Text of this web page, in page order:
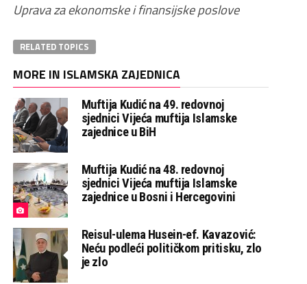
Uprava za ekonomske i finansijske poslove
RELATED TOPICS
MORE IN ISLAMSKA ZAJEDNICA
Muftija Kudić na 49. redovnoj
sjednici Vijeća muftija Islamske
zajednice u BiH
Muftija Kudić na 48. redovnoj
sjednici Vijeća muftija Islamske
zajednice u Bosni i Hercegovini
Reisul-ulema Husein-ef. Kavazović:
Neću podleći političkom pritisku, zlo
je zlo